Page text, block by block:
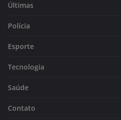
Últimas
Polícia
Esporte
Tecnologia
Saúde
Contato